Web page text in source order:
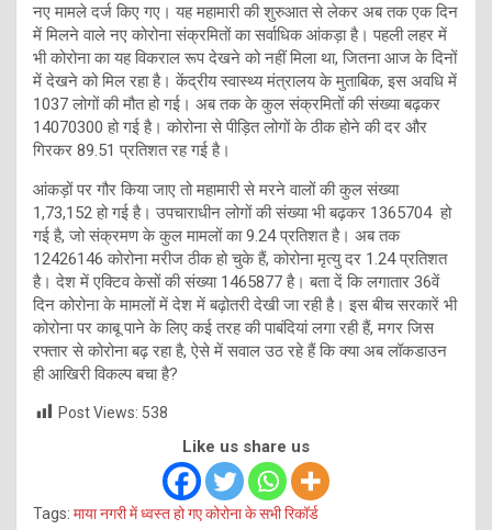
नए मामले दर्ज किए गए। यह महामारी की शुरुआत से लेकर अब तक एक दिन
में मिलने वाले नए कोरोना संक्रमितों का सर्वाधिक आंकड़ा है। पहली लहर में
भी कोरोना का यह विकराल रूप देखने को नहीं मिला था, जितना आज के दिनों
में देखने को मिल रहा है। केंद्रीय स्वास्थ्य मंत्रालय के मुताबिक, इस अवधि में
1037 लोगों की मौत हो गई। अब तक के कुल संक्रमितों की संख्या बढ़कर
14070300 हो गई है। कोरोना से पीड़ित लोगों के ठीक होने की दर और
गिरकर 89.51 प्रतिशत रह गई है।
आंकड़ों पर गौर किया जाए तो महामारी से मरने वालों की कुल संख्या
1,73,152 हो गई है। उपचाराधीन लोगों की संख्या भी बढ़कर 1365704 हो
गई है, जो संक्रमण के कुल मामलों का 9.24 प्रतिशत है। अब तक
12426146 कोरोना मरीज ठीक हो चुके हैं, कोरोना मृत्यु दर 1.24 प्रतिशत
है। देश में एक्टिव केसों की संख्या 1465877 है। बता दें कि लगातार 36वें
दिन कोरोना के मामलों में देश में बढ़ोतरी देखी जा रही है। इस बीच सरकारें भी
कोरोना पर काबू पाने के लिए कई तरह की पाबंदियां लगा रही हैं, मगर जिस
रफ्तार से कोरोना बढ़ रहा है, ऐसे में सवाल उठ रहे हैं कि क्या अब लॉकडाउन
ही आखिरी विकल्प बचा है?
Post Views: 538
Like us share us
Tags: माया नगरी में ध्वस्त हो गए कोरोना के सभी रिकॉर्ड